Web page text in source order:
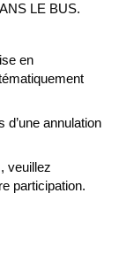
LE BUS.
en
annulation
veuillez
participation.